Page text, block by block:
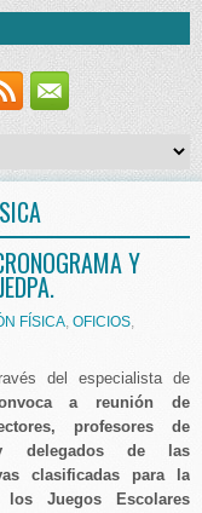
Y
FÍSICA, OFICIOS,
del especialista de
a reunión de
profesores de
delegados de las
clasificadas para la
Juegos Escolares